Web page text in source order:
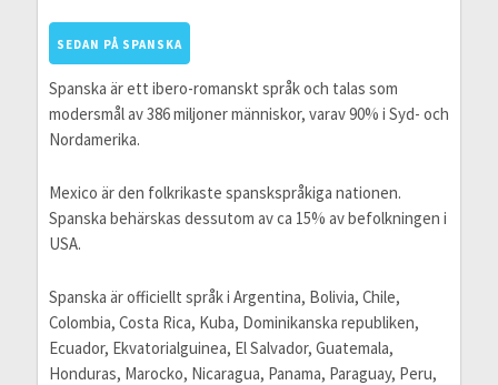
SEDAN PÅ SPANSKA
Spanska är ett ibero-romanskt språk och talas som
modersmål av 386 miljoner människor, varav 90% i Syd- och
Nordamerika.
Mexico är den folkrikaste spanskspråkiga nationen.
Spanska behärskas dessutom av ca 15% av befolkningen i
USA.
Spanska är officiellt språk i Argentina, Bolivia, Chile,
Colombia, Costa Rica, Kuba, Dominikanska republiken,
Ecuador, Ekvatorialguinea, El Salvador, Guatemala,
Honduras, Marocko, Nicaragua, Panama, Paraguay, Peru,